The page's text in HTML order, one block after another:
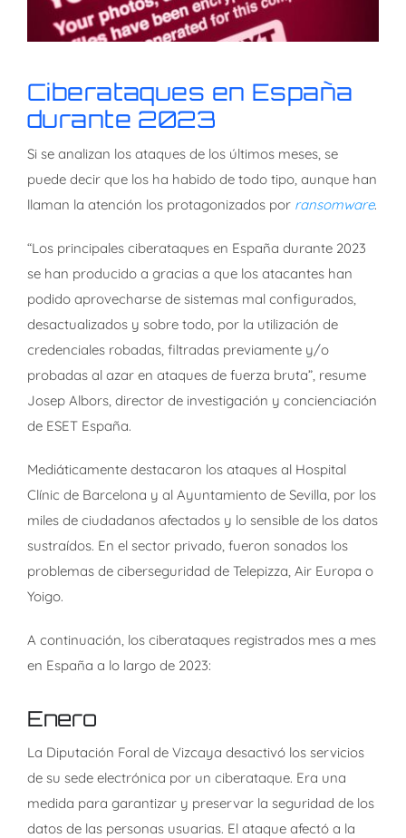
Ciberataques en España
durante 2023
Si se analizan los ataques de los últimos meses, se
puede decir que los ha habido de todo tipo, aunque han
llaman la atención los protagonizados por ransomware.
“Los principales ciberataques en España durante 2023
se han producido a gracias a que los atacantes han
podido aprovecharse de sistemas mal configurados,
desactualizados y sobre todo, por la utilización de
credenciales robadas, filtradas previamente y/o
probadas al azar en ataques de fuerza bruta”, resume
Josep Albors, director de investigación y concienciación
de ESET España.
Mediáticamente destacaron los ataques al Hospital
Clínic de Barcelona y al Ayuntamiento de Sevilla, por los
miles de ciudadanos afectados y lo sensible de los datos
sustraídos. En el sector privado, fueron sonados los
problemas de ciberseguridad de Telepizza, Air Europa o
Yoigo.
A continuación, los ciberataques registrados mes a mes
en España a lo largo de 2023:
Enero
La Diputación Foral de Vizcaya desactivó los servicios
de su sede electrónica por un ciberataque. Era una
medida para garantizar y preservar la seguridad de los
datos de las personas usuarias. El ataque afectó a la